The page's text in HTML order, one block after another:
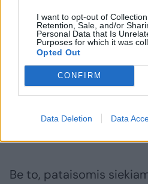
I want to opt-out of
Retention, Sale, and/or
Personal Data that Is
Purposes for which it was
Opted Out
CONFIRM
Data Deletion Data
Teikiamu įstatymo
jaunimo darbuotojo
su jaunimu būdus (atviro
bendravimo), nustatyti
keliamus reikalavimus ir
Be to, pataisomis